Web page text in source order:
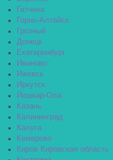
Гатчина
Горно-Алтайск
Грозный
Донецк
Екатеринбург
Иваново
Ижевск
Иркутск
Йошкар-Ола
Казань
Калининград
Калуга
Кемерово
Киров Кировская область